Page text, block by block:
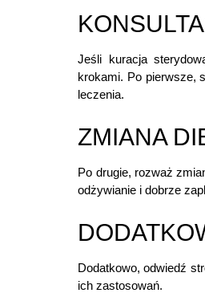
Jeśli kuracja
krokami. Po pierwsze,
leczenia.
ZMIANA
Po drugie, rozważ
odżywianie i dobrze
Dodatkowo, odwiedź
ich zastosowań.